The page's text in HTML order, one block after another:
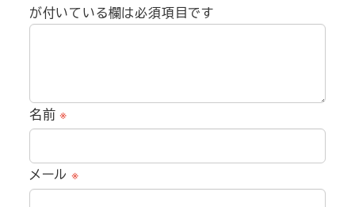
が付いている欄は必須項目です
名前※
メール ※